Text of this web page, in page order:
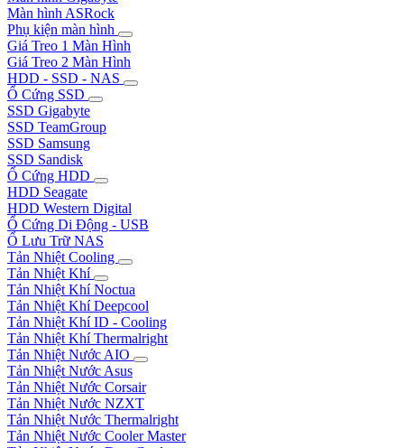
Màn hình ASRock
Phụ kiện màn hình
Giá Treo 1 Màn Hình
Giá Treo 2 Màn Hình
HDD - SSD - NAS
Ổ Cứng SSD
SSD Gigabyte
SSD TeamGroup
SSD Samsung
SSD Sandisk
Ổ Cứng HDD
HDD Seagate
HDD Western Digital
Ổ Cứng Di Động - USB
Ổ Lưu Trữ NAS
Tản Nhiệt Cooling
Tản Nhiệt Khí
Tản Nhiệt Khí Noctua
Tản Nhiệt Khí Deepcool
Tản Nhiệt Khí ID - Cooling
Tản Nhiệt Khí Thermalright
Tản Nhiệt Nước AIO
Tản Nhiệt Nước Asus
Tản Nhiệt Nước Corsair
Tản Nhiệt Nước NZXT
Tản Nhiệt Nước Thermalright
Tản Nhiệt Nước Cooler Master